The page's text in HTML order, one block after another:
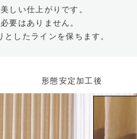
しい仕上がりです。
要はありません。
したラインを保ちます。
形態安定加工後